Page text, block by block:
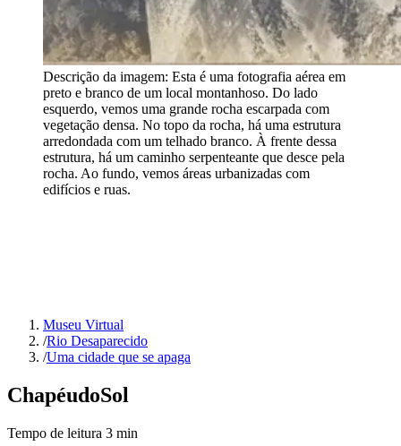
Descrição da imagem: Esta é uma fotografia aérea em
preto e branco de um local montanhoso. Do lado
esquerdo, vemos uma grande rocha escarpada com
vegetação densa. No topo da rocha, há uma estrutura
arredondada com um telhado branco. À frente dessa
estrutura, há um caminho serpenteante que desce pela
rocha. Ao fundo, vemos áreas urbanizadas com
edifícios e ruas.
Museu Virtual
/Rio Desaparecido
/Uma cidade que se apaga
ChapéudoSol
Tempo de leitura 3 min